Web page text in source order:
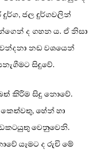
ජල දුර්ගවලින්
ද ගහන ය. ඒ නිසා
නඩ වශයෙන්
සිදුවේ.
කිරීම සිදු නොවේ.
හේන් හා
වෙනුවෙනි.
යෑමට ද රුචි මේ